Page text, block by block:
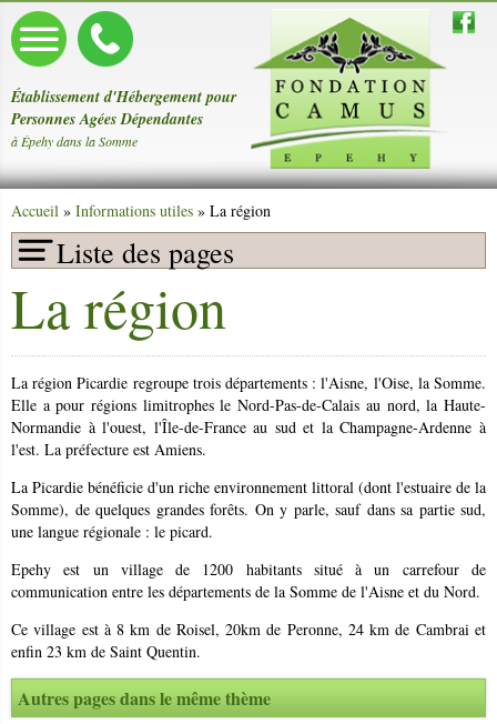
Établissement d'Hébergement pour
Personnes Agées Dépendantes
à Épehy dans la Somme
Accueil » Informations utiles » La région
Liste des pages
Présentation
Le mot de la Directrice
Le personnel
Pôle d'Activités et de Soins Adaptés
Maladie d'Alzheimer
Recrutement
Informations utiles
Journal interne
Les conditions de séjour
La région
La région Picardie regroupe trois départements : l'Aisne, l'Oise, la Somme.
Elle a pour régions limitrophes le Nord-Pas-de-Calais au nord, la Haute-
Normandie à l'ouest, l'Île-de-France au sud et la Champagne-Ardenne à
l'est. La préfecture est Amiens.
La Picardie bénéficie d'un riche environnement littoral (dont l'estuaire de la
Somme), de quelques grandes forêts. On y parle, sauf dans sa partie sud,
une langue régionale : le picard.
Epehy est un village de 1200 habitants situé à un carrefour de
communication entre les départements de la Somme de l'Aisne et du Nord.
Ce village est à 8 km de Roisel, 20km de Peronne, 24 km de Cambrai et
enfin 23 km de Saint Quentin.
Autres pages dans le même thème